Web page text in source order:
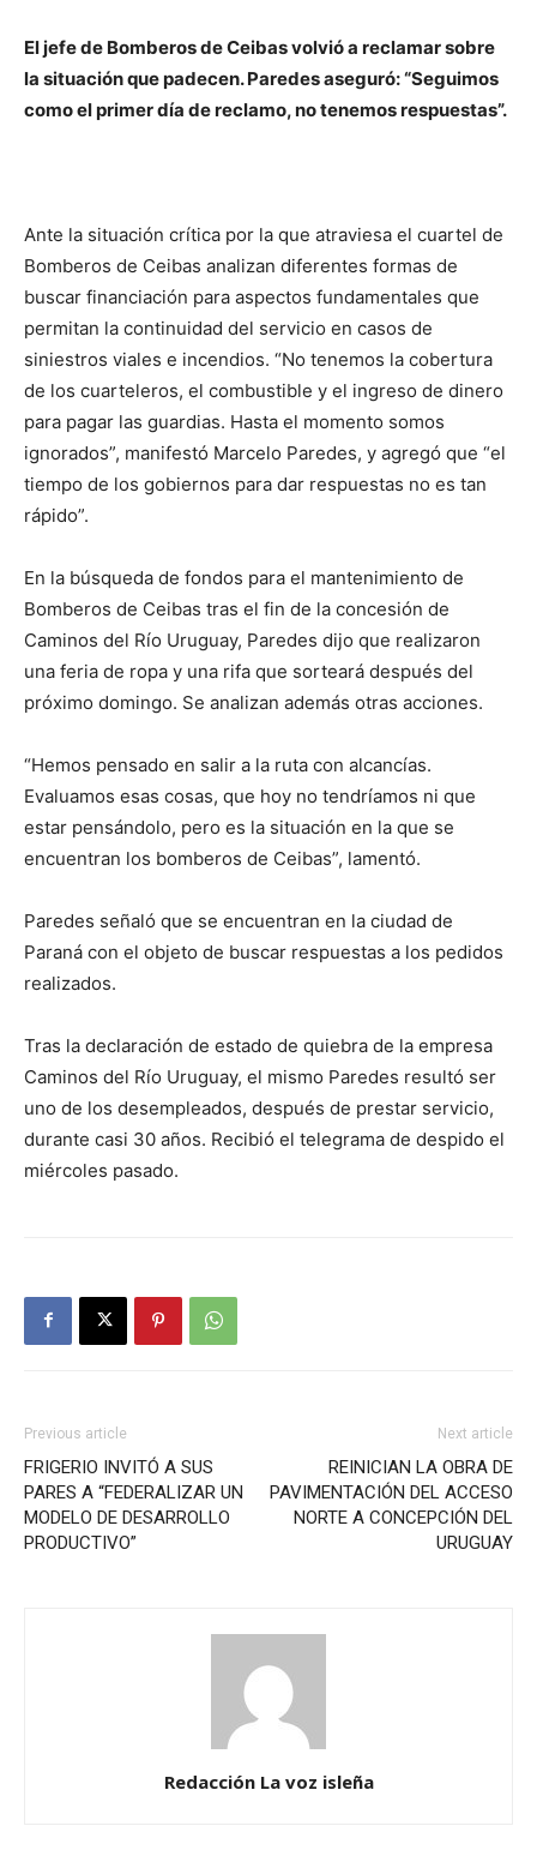
El jefe de Bomberos de Ceibas volvió a reclamar sobre
la situación que padecen. Paredes aseguró: “Seguimos
como el primer día de reclamo, no tenemos respuestas”.
Ante la situación crítica por la que atraviesa el cuartel de
Bomberos de Ceibas analizan diferentes formas de
buscar financiación para aspectos fundamentales que
permitan la continuidad del servicio en casos de
siniestros viales e incendios. “No tenemos la cobertura
de los cuarteleros, el combustible y el ingreso de dinero
para pagar las guardias. Hasta el momento somos
ignorados”, manifestó Marcelo Paredes, y agregó que “el
tiempo de los gobiernos para dar respuestas no es tan
rápido”.
En la búsqueda de fondos para el mantenimiento de
Bomberos de Ceibas tras el fin de la concesión de
Caminos del Río Uruguay, Paredes dijo que realizaron
una feria de ropa y una rifa que sorteará después del
próximo domingo. Se analizan además otras acciones.
“Hemos pensado en salir a la ruta con alcancías.
Evaluamos esas cosas, que hoy no tendríamos ni que
estar pensándolo, pero es la situación en la que se
encuentran los bomberos de Ceibas”, lamentó.
Paredes señaló que se encuentran en la ciudad de
Paraná con el objeto de buscar respuestas a los pedidos
realizados.
Tras la declaración de estado de quiebra de la empresa
Caminos del Río Uruguay, el mismo Paredes resultó ser
uno de los desempleados, después de prestar servicio,
durante casi 30 años. Recibió el telegrama de despido el
miércoles pasado.
Previous article
FRIGERIO INVITÓ A SUS
PARES A “FEDERALIZAR UN
MODELO DE DESARROLLO
PRODUCTIVO”
Next article
REINICIAN LA OBRA DE
PAVIMENTACIÓN DEL ACCESO
NORTE A CONCEPCIÓN DEL
URUGUAY
Redacción La voz isleña